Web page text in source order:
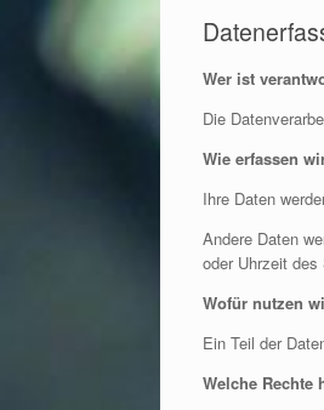
Wer ist
Die
Wie erfassen
Ihre Daten
Andere Daten
oder Uhrzeit
Wofür nutzen
Ein Teil der
Welche Rechte